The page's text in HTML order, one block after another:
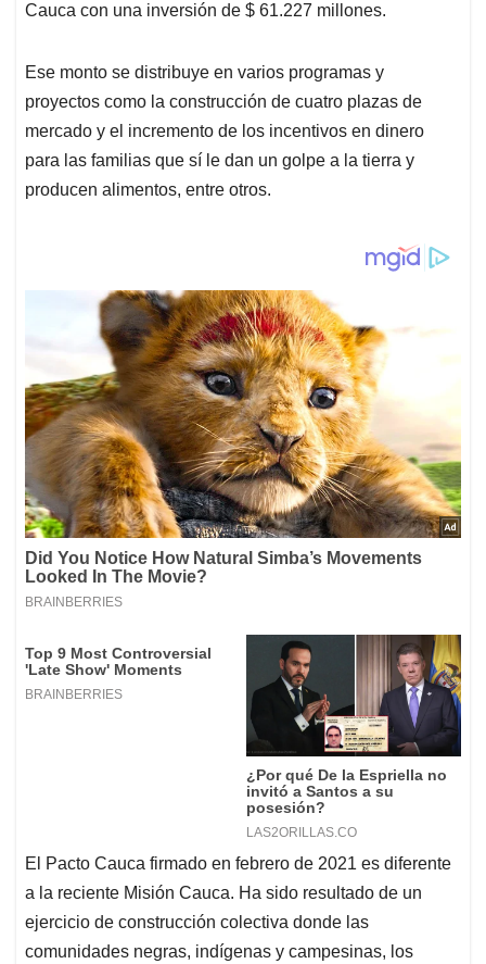
Cauca con una inversión de $ 61.227 millones.
Ese monto se distribuye en varios programas y
proyectos como la construcción de cuatro plazas de
mercado y el incremento de los incentivos en dinero
para las familias que sí le dan un golpe a la tierra y
producen alimentos, entre otros.
El Pacto Cauca firmado en febrero de 2021 es diferente
a la reciente Misión Cauca. Ha sido resultado de un
ejercicio de construcción colectiva donde las
comunidades negras, indígenas y campesinas, los